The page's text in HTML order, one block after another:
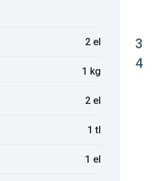
2 el
1 kg
2 el
1 tl
1 el
3
4